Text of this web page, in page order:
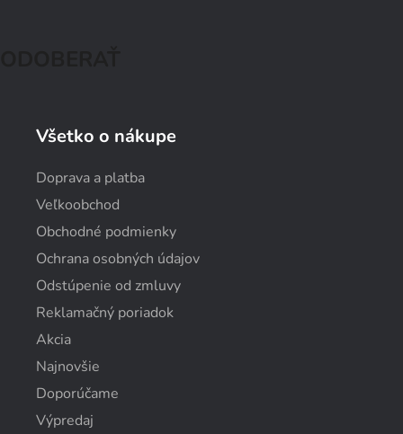
Všetko o nákupe
Doprava a platba
Veľkoobchod
Obchodné podmienky
Ochrana osobných údajov
Odstúpenie od zmluvy
Reklamačný poriadok
Akcia
Najnovšie
Doporúčame
Výpredaj